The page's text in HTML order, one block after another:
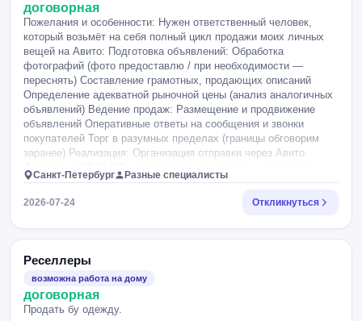
договорная
Пожелания и особенности: Нужен ответственный человек,
который возьмёт на себя полный цикл продажи моих личных
вещей на Авито: Подготовка объявлений: Обработка
фотографий (фото предоставлю / при необходимости —
переснять) Составление грамотных, продающих описаний
Определение адекватной рыночной цены (анализ аналогичных
объявлений) Ведение продаж: Размещение и продвижение
объявлений Оперативные ответы на сообщения и звонки
покупателей Торг в разумных пределах (границы обговорим
заранее) Реализация: Организация отправки через Авито
Доставку / СДЭК / Почту Упаковка вещей (вещи передам /
согласуем логистику) Контроль получения товара покупателем
Условия оплаты: Оплата — процент с каждой успешной
продажи (обсуждается, ориентир 10–20% в зависимости от
категории и стоимости вещей) Деньги от продаж поступают на
мою карту, ваш процент перечисляю после подтверждения
сделки Выплаты — [сразу после каждой продажи / раз в
неделю] Требования: Опыт продаж на Авито (покажите
примеры своих объявлений) Грамотная письменная речь
Ответственность и на связи в течение дня Желательно
наличие прокачанного аккаунта Авито с отзывами.
Санкт-Петербург Разные специалисты
2026-07-24 Откликнуться
Реселлеры
возможна работа на дому
договорная
Продать бу одежду.